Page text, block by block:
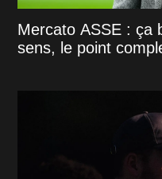
Mercato ASSE : ça
sens, le point